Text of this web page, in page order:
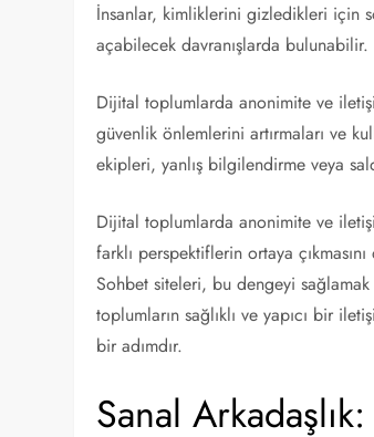
İnsanlar, kimliklerini gizledikleri için
açabilecek davranışlarda bulunabilir.
Dijital toplumlarda anonimite ve
güvenlik önlemlerini artırmaları ve
ekipleri, yanlış bilgilendirme veya
Dijital toplumlarda anonimite ve
farklı perspektiflerin ortaya
Sohbet siteleri, bu dengeyi
toplumların sağlıklı ve yapıcı bir
bir adımdır.
Sanal